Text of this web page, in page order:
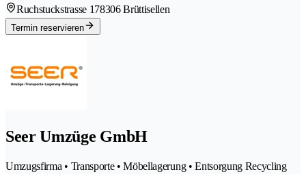
Ruchstuckstrasse 178306 Brüttisellen
Termin reservieren
Seer Umzüge GmbH
Umzugsfirma • Transporte • Möbellagerung • Entsorgung Recycling